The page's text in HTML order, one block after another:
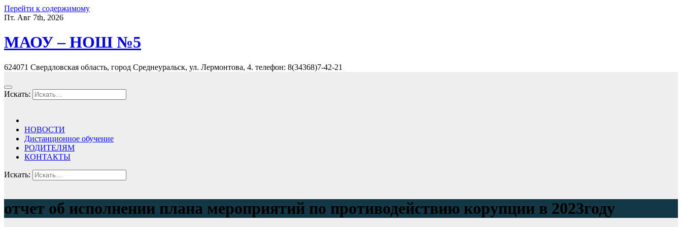
Перейти к содержимому
Пт. Авг 7th, 2026
МАОУ – НОШ №5
624071 Свердловская область, город Среднеуральск, ул. Лермонтова, 4. телефон: 8(34368)7-42-21
Искать:
НОВОСТИ
Дистанционное обучение
РОДИТЕЛЯМ
КОНТАКТЫ
Искать:
отчет об исполнении плана мероприятий по противодействию корупции в 2023году